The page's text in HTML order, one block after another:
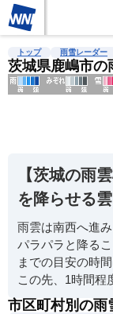
雨雲レーダー 台
トップ 雨雪レーダー
茨城県鹿嶋市の
【茨城の雨
を降らせる雲
雨雲は南西へ進
パラパラと降る
までの目安の時
この先、1時間程
市区町村別の雨